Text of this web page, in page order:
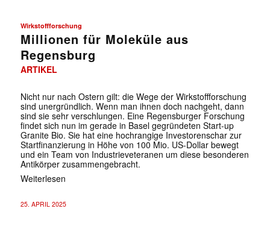
Wirkstoffforschung
Millionen für Moleküle aus
Regensburg
ARTIKEL
Nicht nur nach Ostern gilt: die Wege der Wirkstoffforschung
sind unergründlich. Wenn man ihnen doch nachgeht, dann
sind sie sehr verschlungen. Eine Regensburger Forschung
findet sich nun im gerade in Basel gegründeten Start-up
Granite Bio. Sie hat eine hochrangige Investorenschar zur
Startfinanzierung in Höhe von 100 Mio. US-Dollar bewegt
und ein Team von Industrieveteranen um diese besonderen
Antikörper zusammengebracht.
Weiterlesen
25. APRIL 2025